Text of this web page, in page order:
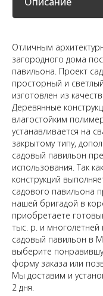
Отличным
загородного дома
павильона. Проект
просторный и
изготовлен из
Деревянные
влагостойким
устанавливается на
закрытому типу,
садовый павильон
использования. Так
конструкций
садового павильона
нашей бригадой в
приобретаете
тыс. р. и
садовый павильон в
выберите
форму заказа или
Мы доставим и
2 дня.